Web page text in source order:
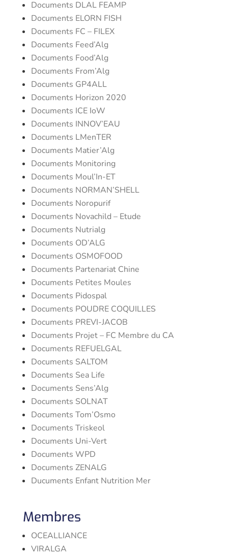
Documents DLAL FEAMP
Documents ELORN FISH
Documents FC – FILEX
Documents Feed’Alg
Documents Food’Alg
Documents From’Alg
Documents GP4ALL
Documents Horizon 2020
Documents ICE IoW
Documents INNOV’EAU
Documents LMenTER
Documents Matier’Alg
Documents Monitoring
Documents Moul’In-ET
Documents NORMAN’SHELL
Documents Noropurif
Documents Novachild – Etude
Documents Nutrialg
Documents OD’ALG
Documents OSMOFOOD
Documents Partenariat Chine
Documents Petites Moules
Documents Pidospal
Documents POUDRE COQUILLES
Documents PREVI-JACOB
Documents Projet – FC Membre du CA
Documents REFUELGAL
Documents SALTOM
Documents Sea Life
Documents Sens’Alg
Documents SOLNAT
Documents Tom’Osmo
Documents Triskeol
Documents Uni-Vert
Documents WPD
Documents ZENALG
Ducuments Enfant Nutrition Mer
Membres
OCEALLIANCE
VIRALGA